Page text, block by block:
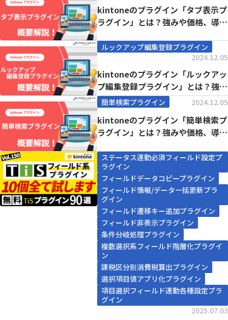
kintoneのプラグイン「タブ表示プ
ラグイン」とは？強みや価格、導入
ルックアップ編集登録プラグイン
2024.12.05
kintoneのプラグイン「ルックアッ
プ編集登録プラグイン」とは？強み
や価格、導...
簡単検索プラグイン 2024.12.05
kintoneのプラグイン「簡単検索プ
ラグイン」とは？強みや価格、導入
ステータス連動必須フィールド設定プ
ラグイン
フィールドデータコピープラグイン
フィールド情報/データ一括更新プラ
グイン
フィールド遷移キー追加プラグイン
フィールド非表示プラグイン
条件分岐処理プラグイン
複数選択系フィールド階層化プラグイ
ン
課税区分別消費税算出プラグイン
選択項目値アプリ化プラグイン
項目選択フィールド連動各種設定プラ
グイン
2025.07.03